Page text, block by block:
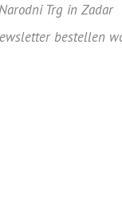
Trg in Zadar
bestellen